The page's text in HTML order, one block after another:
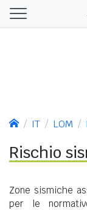
IT LOM
Rischio
Zone sismiche
per le